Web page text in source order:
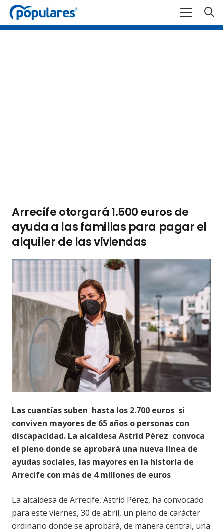
Arrecife otorgará 1.500 euros de
ayuda a las familias para pagar el
alquiler de las viviendas
Las cuantías suben hasta los 2.700 euros si
conviven mayores de 65 años o personas con
discapacidad. La alcaldesa Astrid Pérez convoca
el pleno donde se aprobará una nueva línea de
ayudas sociales, las mayores en la historia de
Arrecife con más de 4 millones de euros
La alcaldesa de Arrecife, Astrid Pérez, ha convocado
para este viernes, 30 de abril, un pleno de carácter
ordinario donde se aprobará, de manera central, una